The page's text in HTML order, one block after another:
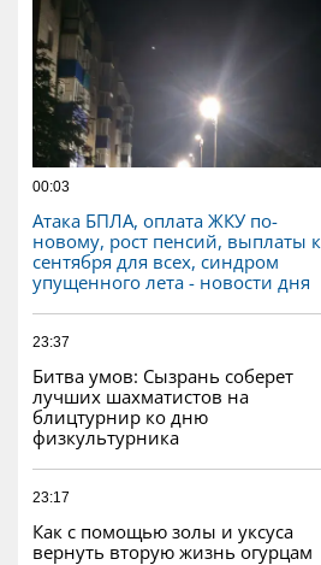
00:03
Атака БПЛА, оплата ЖКУ по-
новому, рост пенсий, выплаты
сентября для всех, синдром
упущенного лета - новости дня
23:37
Битва умов: Сызрань соберет
лучших шахматистов на
блицтурнир ко дню
физкультурника
23:17
Как с помощью золы и уксуса
вернуть вторую жизнь огурцам